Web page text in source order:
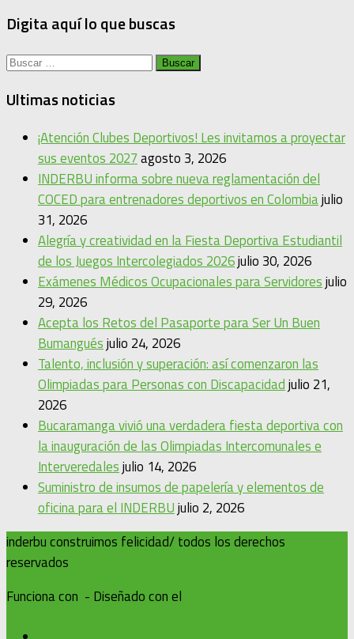
Digita aquí lo que buscas
Buscar:
Ultimas noticias
¡Atención Clubes Deportivos! Les invitamos a proyectar
sus eventos 2027agosto 3, 2026
INDERBU informa sobre nueva reglamentación del
COCED para entrenadores deportivos en Colombiajulio
31, 2026
Alegría y creatividad en la Fiesta Deportiva Estudiantil
de los Juegos Intercolegiados 2026julio 30, 2026
Exámenes Médicos Ocupacionales para Servidoresjulio
29, 2026
Acepta los Retos del Pasaporte para Ser Un Buen
Bumanguésjulio 24, 2026
Talento, inclusión y superación: así comenzaron las
Olimpiadas para Personas con Discapacidadjulio 21,
2026
Bucaramanga vivió una verdadera fiesta deportiva con
la inauguración de las Olimpiadas Intercomunales e
Interveredalesjulio 14, 2026
Suministro de insumos de papelería y elementos de
oficina para el INDERBUjulio 2, 2026
inderbu construimos felicidad/ todos los derechos
reservados
Funciona con - Diseñado con el